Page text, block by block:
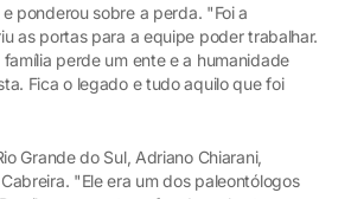
ponderou sobre a perda. "Foi a
as portas para a equipe poder trabalhar.
família perde um ente e a humanidade
Fica o legado e tudo aquilo que foi
Grande do Sul, Adriano Chiarani,
"Ele era um dos paleontólogos